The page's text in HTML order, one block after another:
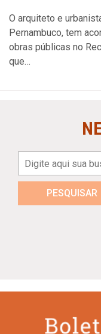
O arquiteto e
Pernambuco, tem
obras públicas no
que…
PESQUISAR